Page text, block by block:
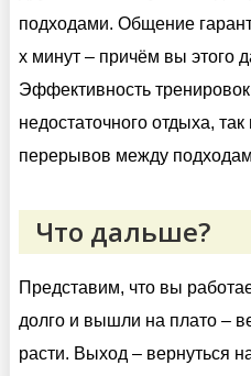
подходами. Общение
х минут – причём вы этого
Эффективность тренировок
недостаточного отдыха,
перерывов между
Что дальше?
Представим, что вы
долго и вышли на плато –
расти. Выход – вернуться